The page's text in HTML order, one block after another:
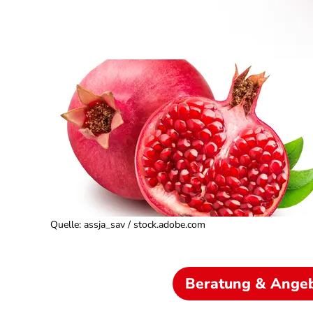
Quelle: assja_sav / stock.adobe.com
Beratung &